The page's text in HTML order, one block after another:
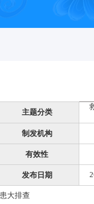
主题分类
制发机构
有效性
发布日期
大排查